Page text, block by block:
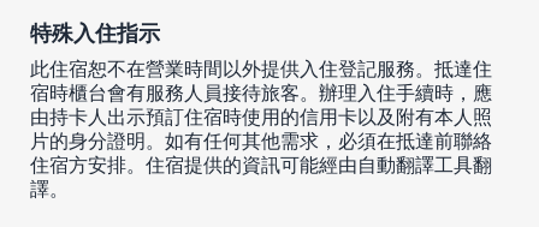
特殊入住指示
此住宿恕不在營業時間以外提供入住登記服務。抵達住
宿時櫃台會有服務人員接待旅客。辦理入住手續時，應
由持卡人出示預訂住宿時使用的信用卡以及附有本人照
片的身分證明。如有任何其他需求，必須在抵達前聯絡
住宿方安排。住宿提供的資訊可能經由自動翻譯工具翻
譯。